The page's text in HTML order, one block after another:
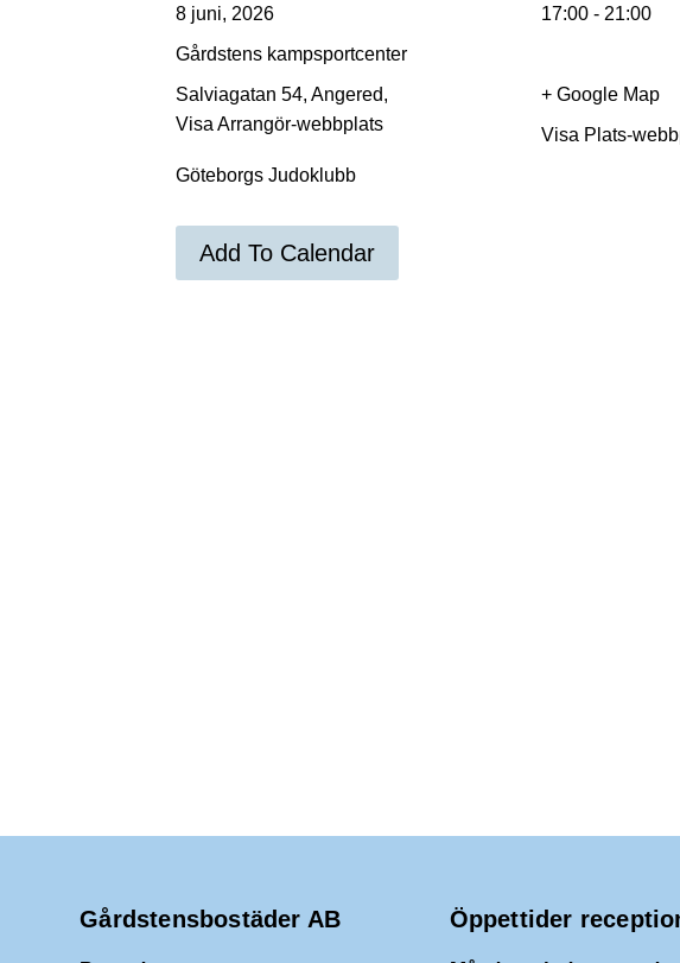
8 juni, 2026
17:00 - 21:00
Gårdstens kampsportcenter
Salviagatan 54, Angered,
+ Google Map
Visa Plats-
Göteborgs Judoklubb
Visa Arrangör-webbplats
Add To Calendar
Gårdstensbostäder AB Öppettider